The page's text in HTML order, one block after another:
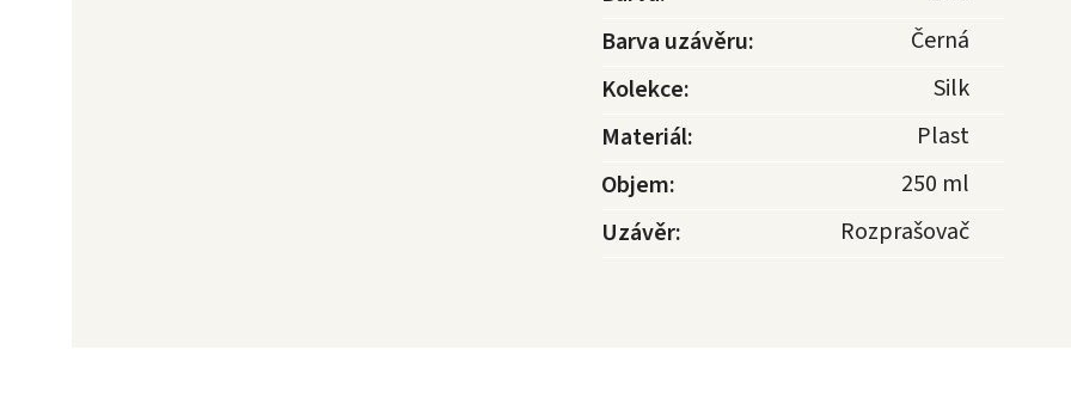
Barva uzávěru:
Černá
Kolekce:
Silk
Materiál:
Plast
Objem:
250 ml
Uzávěr: Rozprašovač